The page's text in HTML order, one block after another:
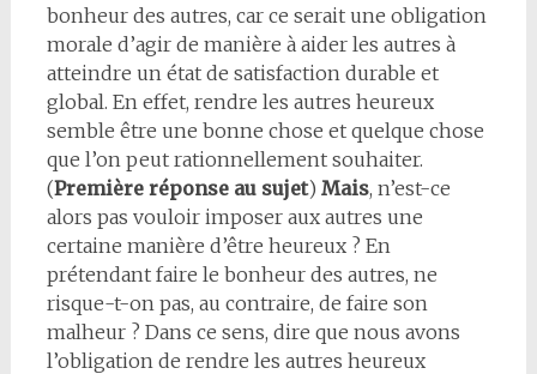
bonheur des autres, car ce serait une obligation
morale d’agir de manière à aider les autres à
atteindre un état de satisfaction durable et
global. En effet, rendre les autres heureux
semble être une bonne chose et quelque chose
que l’on peut rationnellement souhaiter.
(Première réponse au sujet) Mais, n’est-ce
alors pas vouloir imposer aux autres une
certaine manière d’être heureux ? En
prétendant faire le bonheur des autres, ne
risque-t-on pas, au contraire, de faire son
malheur ? Dans ce sens, dire que nous avons
l’obligation de rendre les autres heureux